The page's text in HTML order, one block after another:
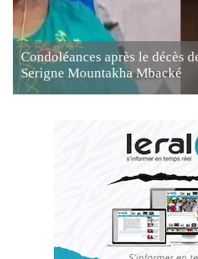
Condoléances après le décès
Serigne Mountakha Mbacké